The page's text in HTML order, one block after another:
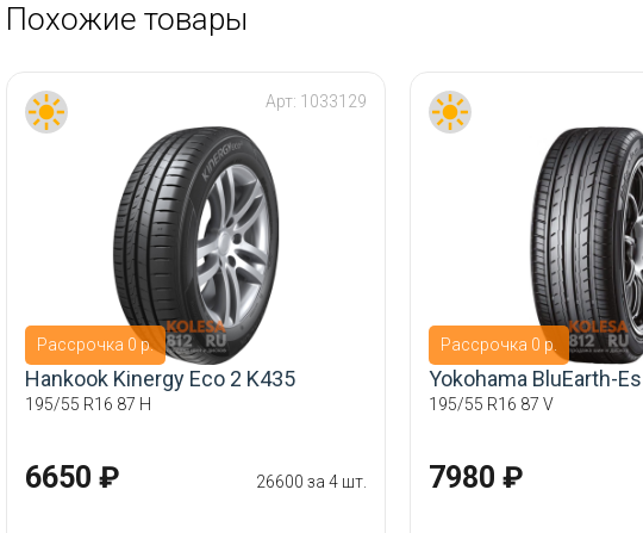
Похожие товары
Рассрочка 0 р.
Арт: 1033129
Hankook Kinergy Eco 2 K435
195/55 R16 87 H
6650 ₽ 26600 за 4 шт.
Рассрочка 0 р.
Yokohama BluEarth-
195/55 R16 87 V
7980 ₽